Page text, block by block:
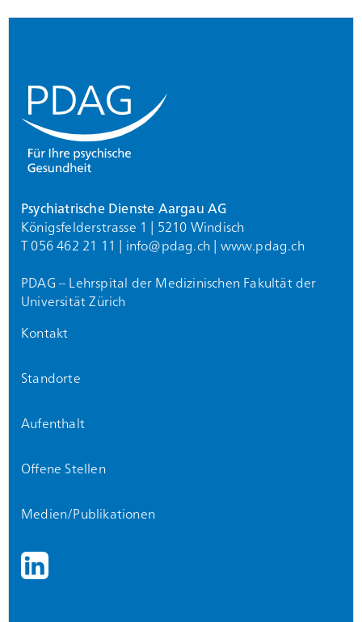
Psychiatrische Dienste Aargau AG
Königsfelderstrasse 1 | 5210 Windisch
T 056 462 21 11 | info@pdag.ch www.pdag.ch
PDAG – Lehrspital der Medizinischen Fakultät der
Universität Zürich
Kontakt
Standorte
Aufenthalt
Offene Stellen
Medien/Publikationen